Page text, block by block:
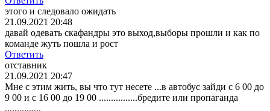
этого и следовало ожидать
21.09.2021 20:48
давай одевать скафандры это выход,выборы прошли и как по
команде жуть пошла и рост
Ответить
отставник
21.09.2021 20:47
Мне с этим жить, вы что тут несете ...в автобус зайди с 6 00 до
9 00 и с 16 00 до 19 00 ................бредите или пропаганда
...............